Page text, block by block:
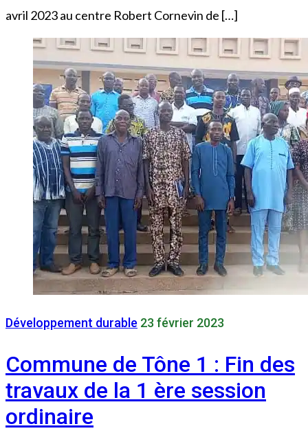
avril 2023 au centre Robert Cornevin de […]
Développement durable 23 février 2023
Commune de Tône 1 : Fin des
travaux de la 1 ère session
ordinaire